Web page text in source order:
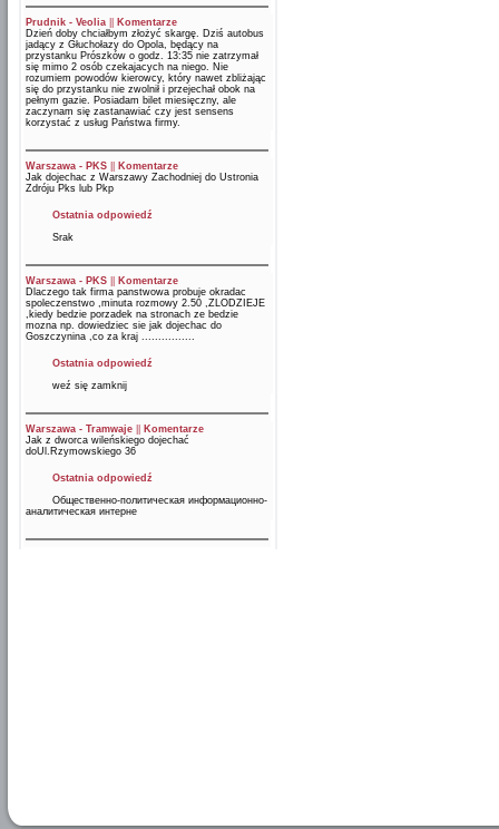
Prudnik - Veolia
Komentarze
Dzień doby chciałbym złożyć skargę. Dziś autobus
jadący z Głuchołazy do Opola, będący na
przystanku Prószków o godz. 13:35 nie zatrzymał
się mimo 2 osób czekajacych na niego. Nie
rozumiem powodów kierowcy, który nawet zbliżając
się do przystanku nie zwolnił i przejechał obok na
pełnym gazie. Posiadam bilet miesięczny, ale
zaczynam się zastanawiać czy jest sensens
korzystać z usług Państwa firmy.
Warszawa - PKS
Komentarze
Jak dojechac z Warszawy Zachodniej do Ustronia
Zdróju Pks lub Pkp
Ostatnia odpowiedź
Srak
Warszawa - PKS
Komentarze
Dlaczego tak firma panstwowa probuje okradac
spoleczenstwo ,minuta rozmowy 2.50 ,ZLODZIEJE
,kiedy bedzie porzadek na stronach ze bedzie
mozna np. dowiedziec sie jak dojechac do
Goszczynina ,co za kraj ................
Ostatnia odpowiedź
weź się zamknij
Warszawa - Tramwaje
Komentarze
Jak z dworca wileńskiego dojechać
doUl.Rzymowskiego 36
Ostatnia odpowiedź
Общественно-политическая информационно-
аналитическая интерне